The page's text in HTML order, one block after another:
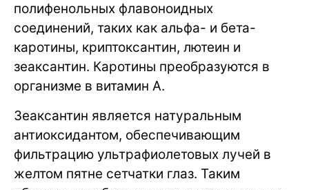
полифенольных флавоноидных
соединений, таких как альфа- и бета-
каротины, криптоксантин, лютеин и
зеаксантин. Каротины преобразуются в
организме в витамин A.
Зеаксантин является натуральным
антиоксидантом, обеспечивающим
фильтрацию ультрафиолетовых лучей в
желтом пятне сетчатки глаз. Таким